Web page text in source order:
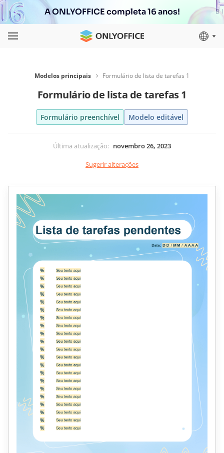
A ONLYOFFICE completa 16 anos!
Modelos principais Formulário de lista de tarefas 1
Formulário de lista de tarefas 1
Formulário preenchível Modelo editável
Última atualização: novembro 26, 2023
Sugerir alterações